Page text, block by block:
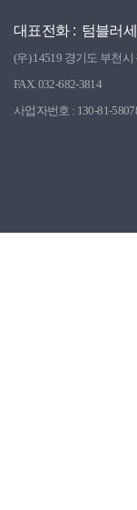
대표전화 : 텀블러
(우) 14519 경기도 부천
FAX. 032-682-3814
사업자번호 : 130-81-